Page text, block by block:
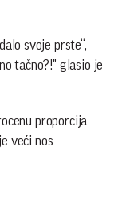
svoje prste“,
tačno?!" glasio je
proporcija
veći nos